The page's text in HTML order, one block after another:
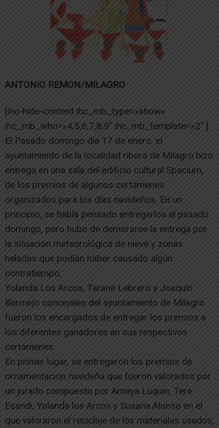
ANTONIO REMON/MILAGRO
[ihc-hide-content ihc_mb_type=»show»
ihc_mb_who=»4,5,6,7,8,9″ ihc_mb_template=»2″ ]
El Pasado domingo día 17 de enero, el
ayuntamiento de la localidad ribera de Milagro hizo
entrega en una sala del edificio cultural Spacium,
de los premios de algunos certámenes
organizados para los días navideños. En un
principio, se había pensado entregarlos el pasado
domingo, pero hubo de demorarse la entrega por
la situación meteorológica de nieve y zonas
heladas que podían haber causado algún
contratiempo.
Yolanda Los Arcos, Tarané Lebrero y Joaquín
Bermejo concejales del ayuntamiento de Milagro
fueron los encargados de entregar los premios a
los diferentes ganadores en sus respectivos
certámenes.
En primer lugar, se entregaron los premios de
ornamentación navideña que fueron valorados por
un jurado compuesto por Amaya Luquin, Tere
Esandi, Yolanda los Arcos y Susana Alonso en el
que valoraron el reciclaje de los materiales usados,